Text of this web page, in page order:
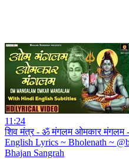
11:24
शिव मंत्र - ॐ मंगलम ओमकार मंगलम
English Lyrics ~ Bholenath ~
Bhajan Sangrah